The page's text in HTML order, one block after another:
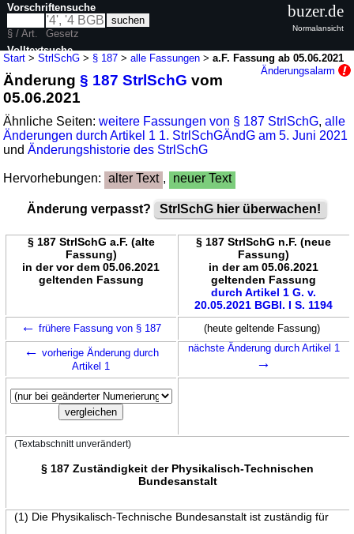
Start >StrlSchG > § 187 >alle Fassungen >a.F. Fassung ab 05.06.2021
Änderungsalarm
Änderung§ 187 StrlSchG vom
05.06.2021
Ähnliche Seiten:weitere Fassungen von § 187 StrlSchG,alle
Änderungen durch Artikel 1 1. StrlSchGÄndG am 5. Juni 2021
undÄnderungshistorie des StrlSchG
Hervorhebungen: alter Text , neuer Text
Änderung verpasst? StrlSchG hier überwachen!
§ 187 StrlSchG a.F. (alte
Fassung)
in der vor dem 05.06.2021
geltenden Fassung
§ 187 StrlSchG n.F. (neue
Fassung)
in der am 05.06.2021
geltenden Fassung
durch Artikel 1 G. v.
20.05.2021 BGBl. I S. 1194
← frühere Fassung von § 187 (heute geltende Fassung)
← vorherige Änderung durch
Artikel 1
nächste Änderung durch Artikel 1
→
(Textabschnitt unverändert)
§ 187 Zuständigkeit der Physikalisch-Technischen
Bundesanstalt
(1) Die Physikalisch-Technische Bundesanstalt ist zuständig für
Vorschriftensuche
§ / Art.
Gesetz
Volltextsuche
nur in StrlSchG
buzer.de
Normalansicht